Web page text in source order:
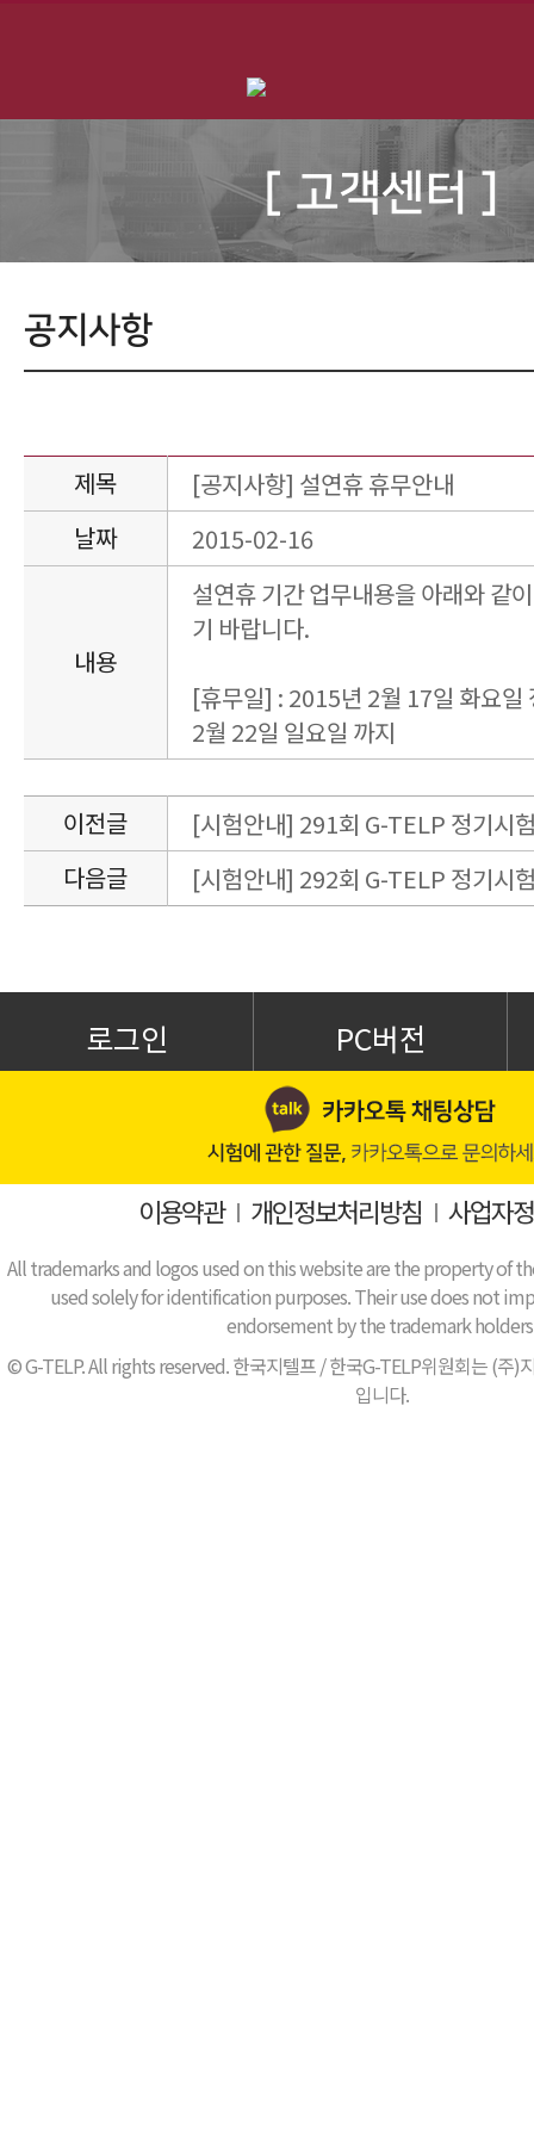
[ 고객센터 ]
공지사항
제목
[공지사항] 설연휴 휴무안내
날짜
2015-02-16
내용
설연휴 기간 업무내용을 아래와 같
기 바랍니다.
[휴무일] : 2015년 2월 17일 화요
2월 22일 일요일 까지
이전글
[시험안내] 291회 G-TELP 정기시
다음글
[시험안내] 292회 G-TELP 정기시
로그인 PC버전
이용약관I 개인정보처리방침 I 사업자
All trademarks and logos used on this website are the property of
used solely for identification purposes. Their use does not
endorsement by the trademark
© G-TELP. All rights reserved. 한국지텔프 / 한국G-TELP위원회는 (주)
입니다.